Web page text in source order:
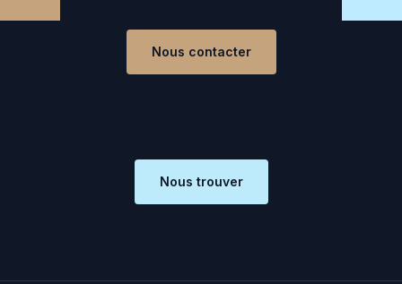
Nous contacter
Nous trouver